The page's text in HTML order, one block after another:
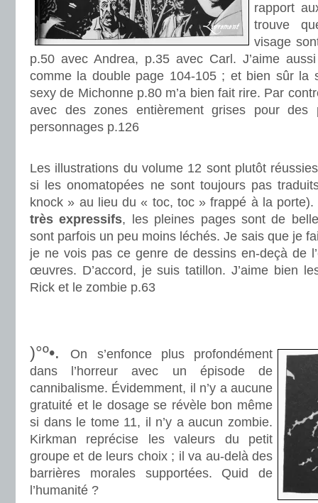
rapport
trouve
visage
p.50 avec Andrea, p.35 avec Carl. J’aime
comme la double page 104-105 ; et bien sûr la
sexy de Michonne p.80 m’a bien fait rire. Par
avec des zones entièrement grises pour des
personnages p.126
Les illustrations du volume 12 sont plutôt
si les onomatopées ne sont toujours pas
knock » au lieu du « toc, toc » frappé à la porte).
très expressifs, les pleines pages sont de
sont parfois un peu moins léchés. Je sais que je
je ne vois pas ce genre de dessins en-deçà de
œuvres. D’accord, je suis tatillon. J’aime bien
Rick et le zombie p.63
)°º•.
On s’enfonce plus profondément
dans l’horreur avec un épisode de
cannibalisme. Évidemment, il n’y a aucune
gratuité et le dosage se révèle bon même
si dans le tome 11, il n’y a aucun zombie.
Kirkman reprécise les valeurs du petit
groupe et de leurs choix ; il va au-delà des
barrières morales supportées. Quid de
l’humanité ?